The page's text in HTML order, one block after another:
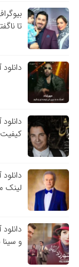
تا
کیفیت ۳۲۰
لینک
و